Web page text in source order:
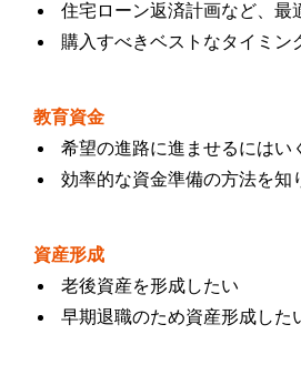
住宅ローン返済計画など、最
購入すべきベストなタイミン
教育資金
希望の進路に進ませるにはい
効率的な資金準備の方法を知
資産形成
老後資産を形成したい
早期退職のため資産形成した